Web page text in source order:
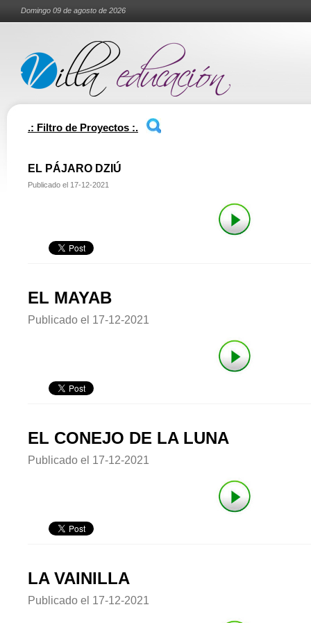
Domingo 09 de agosto de 2026
.: Filtro de Proyectos :.
EL PÁJARO DZIÚ
Publicado el 17-12-2021
EL MAYAB
Publicado el 17-12-2021
EL CONEJO DE LA LUNA
Publicado el 17-12-2021
LA VAINILLA
Publicado el 17-12-2021